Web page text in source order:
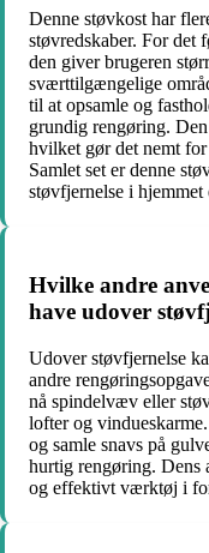
Denne støvkost har
støvredskaber. For det
den giver brugeren
sværttilgængelige
til at opsamle og
grundig rengøring.
hvilket gør det nemt
Samlet set er denne
støvfjernelse i hjemmet
Hvilke andre
have udover
Udover støvfjernelse
andre
nå spindelvæv eller
lofter og
og samle snavs på
hurtig rengøring. Dens
og effektivt værktøj i